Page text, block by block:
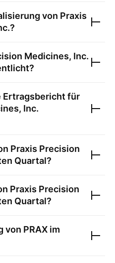
von Praxis
?
Medicines, Inc.
Ertragsbericht für
Inc.
Praxis Precision
Quartal?
Praxis Precision
Quartal?
von PRAX im